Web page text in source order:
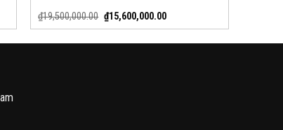
₫19,500,000.00 ₫15,600,000.00